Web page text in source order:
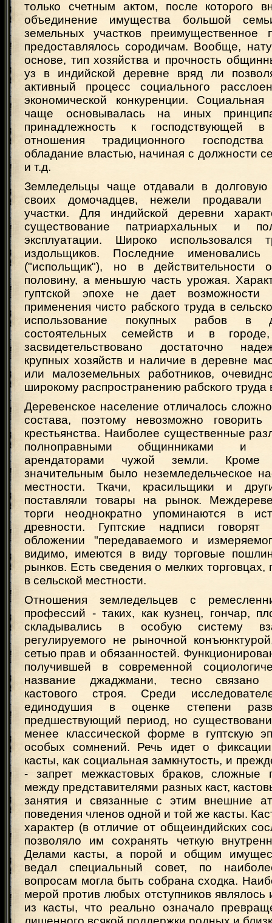
только счетным актом, после которого
объединение имущества большой
земельных участков преимущественное
предоставлялось сородичам. Вообще,
основе, тип хозяйства и прочность
уз в индийской деревне вряд ли
активный процесс социального
экономической конкуренции.
чаще основывалась на иных
принадлежность к господствующей
отношения традиционного
обладание властью, начиная с должности
и т.д.
Земледельцы чаще отдавали в
своих домочадцев, нежели продавали
участки. Для индийской деревни
существование патриархальных и
эксплуатации. Широко использовался
издольщиков. Последние
("испольщик"), но в действительности
половину, а меньшую часть урожая.
гуптской эпохе не дает возможности
применения чисто рабского труда в
использование покупных рабов в
состоятельных семейств и в
засвидетельствовано достаточно
крупных хозяйств и наличие в деревне
или малоземельных работников,
широкому распространению рабского
Деревенское население отличалось
состава, поэтому невозможно
крестьянства. Наиболее существенные
полноправными общинниками и
арендаторами чужой земли. Кроме
значительным было неземледельческое
местности. Ткачи, красильщики и
поставляли товары на рынок.
торги неоднократно упоминаются в
древности. Гуптские надписи
обложении "передаваемого и
видимо, имеются в виду торговые
рынков. Есть сведения о мелких
в сельской местности.
Отношения земледельцев с
профессий - таких, как кузнец, гончар,
складывались в особую систему
регулируемого не рыночной
сетью прав и обязанностей.
получившей в современной
название джаджмани, тесно
кастового строя. Среди
единодушия в оценке степени
предшествующий период, но
менее классической форме в гуптскую
особых сомнений. Речь идет о фиксации
касты, как социальная замкнутость, и
- запрет межкастовых браков, сложные
между представителями разных каст,
занятия и связанные с этим внешние
поведения членов одной и той же касты.
характер (в отличие от общеиндийских
позволяло им сохранять четкую
Делами касты, а порой и общим
ведал специальный совет, по
вопросам могла быть собрана сходка.
мерой против любых отступников являлось
из касты, что реально означало